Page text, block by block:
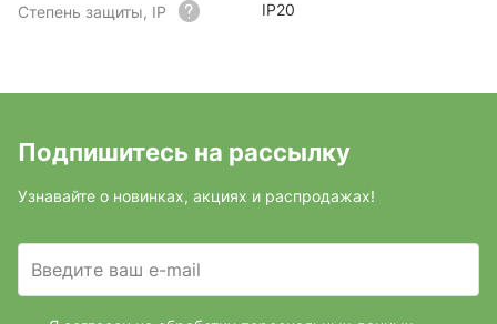
Степень защиты, IP IP20
Подпишитесь на рассылку
Узнавайте о новинках, акциях и распродажах!
Введите ваш e-mail